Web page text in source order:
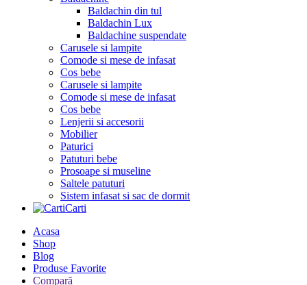
Baldachin din tul
Baldachin Lux
Baldachine suspendate
Carusele si lampite
Comode si mese de infasat
Cos bebe
Carusele si lampite
Comode si mese de infasat
Cos bebe
Lenjerii si accesorii
Mobilier
Paturici
Patuturi bebe
Prosoape si museline
Saltele patuturi
Sistem infasat si sac de dormit
Carti
Acasa
Shop
Blog
Produse Favorite
Compară